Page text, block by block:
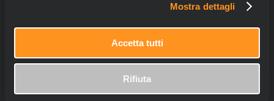
Mostra dettagli
Accetta tutti
Rifiuta